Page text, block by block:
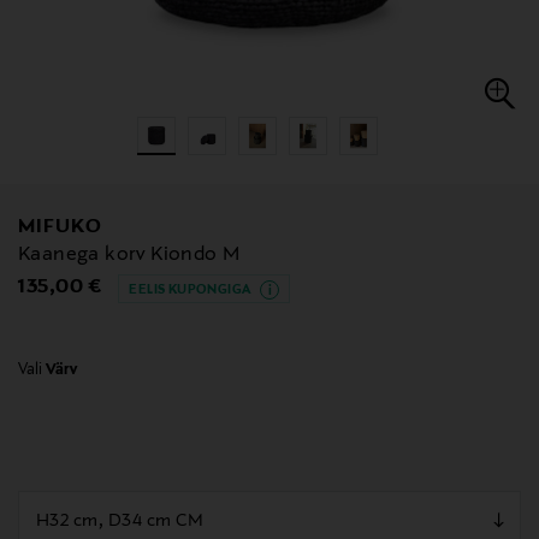
MIFUKO
Kaanega korv Kiondo M
Original Price
135,00 € EELIS KUPONGIGA
Vali Värv